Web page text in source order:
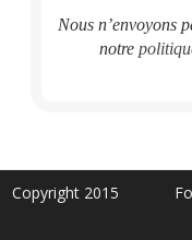
Nous n’envoyons
notre
Copyright 2015